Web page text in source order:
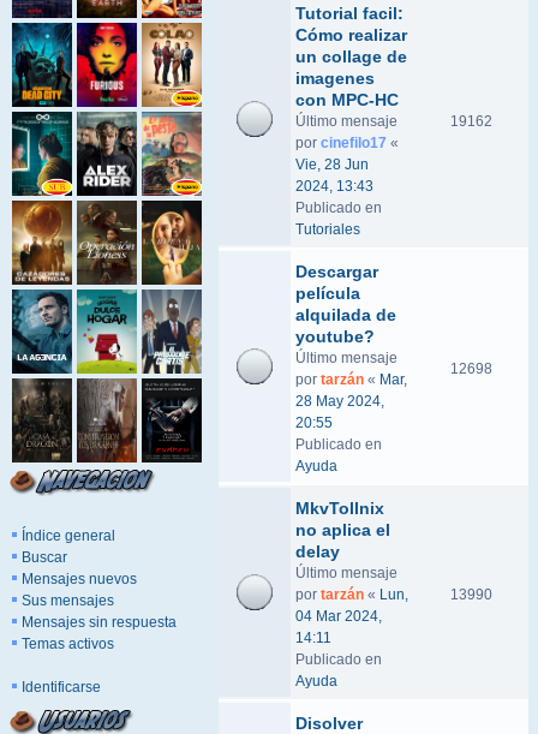
Índice general
Buscar
Mensajes nuevos
Sus mensajes
Mensajes sin respuesta
Temas activos
Identificarse
Tutorial facil:
Cómo realizar
un collage de
imagenes
con MPC-HC
Último mensaje
por cinefilo17 «
Vie, 28 Jun
2024, 13:43
Publicado en
Tutoriales
19162
Descargar
película
alquilada de
youtube?
Último mensaje
por tarzán « Mar,
28 May 2024,
20:55
Publicado en
Ayuda
12698
MkvTollnix
no aplica el
delay
Último mensaje
por tarzán « Lun,
04 Mar 2024,
14:11
Publicado en
Ayuda
13990
Disolver